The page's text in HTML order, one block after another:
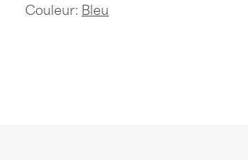
Couleur: Bleu